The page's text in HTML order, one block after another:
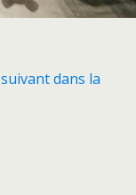
suivant dans la